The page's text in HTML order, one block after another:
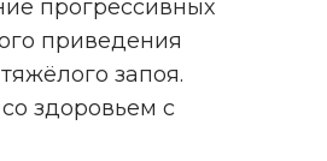
прогрессивных
приведения
запоя.
здоровьем с